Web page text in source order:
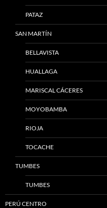
PATAZ
SAN MARTÍN
BELLAVISTA
HUALLAGA
MARISCAL CÁCERES
MOYOBAMBA
RIOJA
TOCACHE
TUMBES
TUMBES
PERÚ CENTRO